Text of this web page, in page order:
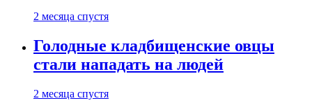
2 месяца спустя
Голодные кладбищенские овцы
стали нападать на людей
2 месяца спустя